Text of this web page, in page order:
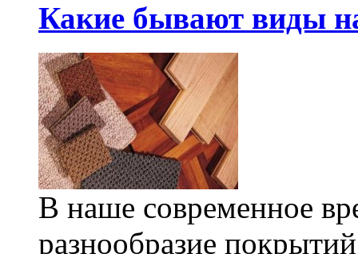
Какие бывают виды
В наше современное
разнообразие